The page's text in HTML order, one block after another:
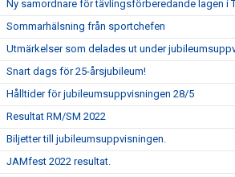
Ny samordnare för tävlingsförberedande lagen i
Sommarhälsning från sportchefen
Utmärkelser som delades ut under
Snart dags för 25-årsjubileum!
Hålltider för jubileumsuppvisningen 28/5
Resultat RM/SM 2022
Biljetter till jubileumsuppvisningen.
JAMfest 2022 resultat.